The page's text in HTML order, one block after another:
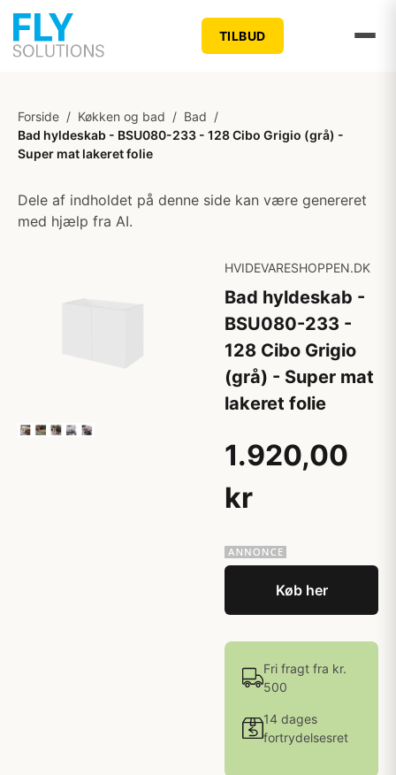
TILBUD
Forside / Køkken og bad / Bad /
Bad hyldeskab - BSU080-233 - 128 Cibo Grigio (grå) -
Super mat lakeret folie
Dele af indholdet på denne side kan være genereret
med hjælp fra AI.
HVIDEVARESHOPPEN.DK
Bad hyldeskab -
BSU080-233 -
128 Cibo Grigio
(grå) - Super mat
lakeret folie
1.920,00
kr
Køb her
Fri fragt fra kr.
500
14 dages
fortrydelsesret